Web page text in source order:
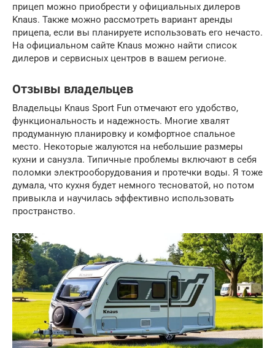
прицеп можно приобрести у официальных дилеров
Knaus. Также можно рассмотреть вариант аренды
прицепа, если вы планируете использовать его нечасто.
На официальном сайте Knaus можно найти список
дилеров и сервисных центров в вашем регионе.
Отзывы владельцев
Владельцы Knaus Sport Fun отмечают его удобство,
функциональность и надежность. Многие хвалят
продуманную планировку и комфортное спальное
место. Некоторые жалуются на небольшие размеры
кухни и санузла. Типичные проблемы включают в себя
поломки электрооборудования и протечки воды. Я тоже
думала, что кухня будет немного тесноватой, но потом
привыкла и научилась эффективно использовать
пространство.